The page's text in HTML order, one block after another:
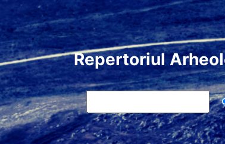
Repertoriul